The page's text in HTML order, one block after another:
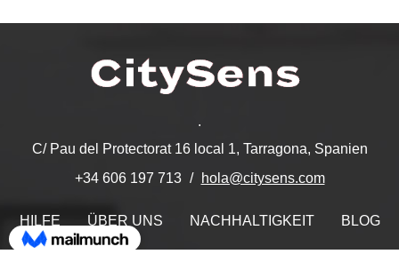
.
C/ Pau del Protectorat 16 local 1, Tarragona, Spanien
+34 606 197 713
hola@citysens.com
HILFE ÜBER UNS NACHHALTIGKEIT BLOG